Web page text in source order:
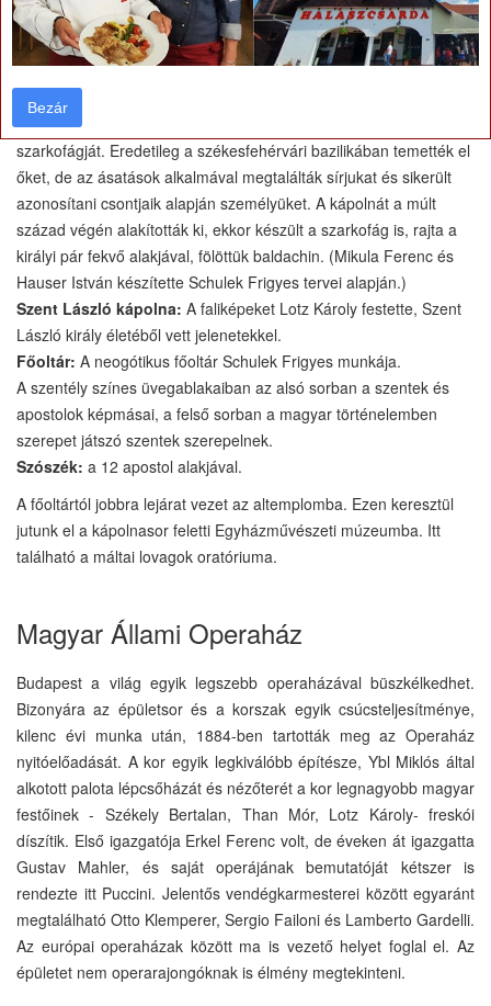
Szent Imre kápolna:Nyugati falán Szent Ferenc életét ábrázoló
freskók. (Lotz Károly)
A szárnyasoltár képeit Zichy Mihály festette, mely Szent Imre
életének főbb mozzanatai vannak.
III. Béla sírkápolnája:
szarkofágját. Eredetileg a székesfehérvári bazilikában temették el
őket, de az ásatások alkalmával megtalálták sírjukat és sikerült
azonosítani csontjaik alapján személyüket. A kápolnát a múlt
század végén alakították ki, ekkor készült a szarkofág is, rajta a
királyi pár fekvő alakjával, fölöttük baldachin. (Mikula Ferenc és
Hauser István készítette Schulek Frigyes tervei alapján.)
Szent László kápolna: A faliképeket Lotz Károly festette, Szent
László király életéből vett jelenetekkel.
Főoltár: A neogótikus főoltár Schulek Frigyes munkája.
A szentély színes üvegablakaiban az alsó sorban a szentek és
apostolok képmásai, a felső sorban a magyar történelemben
szerepet játszó szentek szerepelnek.
Szószék: a 12 apostol alakjával.
A főoltártól jobbra lejárat vezet az altemplomba. Ezen keresztül
jutunk el a kápolnasor feletti Egyházművészeti múzeumba. Itt
található a máltai lovagok oratóriuma.
Magyar Állami Operaház
Budapest a világ egyik legszebb operaházával büszkélkedhet.
Bizonyára az épületsor és a korszak egyik csúcsteljesítménye,
kilenc évi munka után, 1884-ben tartották meg az Operaház
nyitóelőadását. A kor egyik legkiválóbb építésze, Ybl Miklós által
alkotott palota lépcsőházát és nézőterét a kor legnagyobb magyar
festőinek - Székely Bertalan, Than Mór, Lotz Károly- freskói
díszítik. Első igazgatója Erkel Ferenc volt, de éveken át igazgatta
Gustav Mahler, és saját operájának bemutatóját kétszer is
rendezte itt Puccini. Jelentős vendégkarmesterei között egyaránt
megtalálható Otto Klemperer, Sergio Failoni és Lamberto Gardelli.
Az európai operaházak között ma is vezető helyet foglal el. Az
épületet nem operarajongóknak is élmény megtekinteni.
Bezár
Bezár